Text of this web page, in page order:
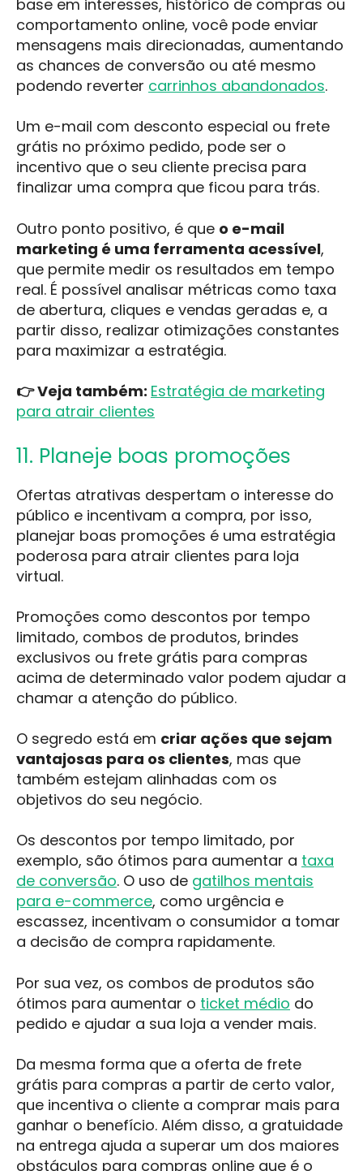
base em interesses, histórico de compras ou
comportamento online, você pode enviar
mensagens mais direcionadas, aumentando
as chances de conversão ou até mesmo
podendo reverter carrinhos abandonados.
Um e-mail com desconto especial ou frete
grátis no próximo pedido, pode ser o
incentivo que o seu cliente precisa para
finalizar uma compra que ficou para trás.
Outro ponto positivo, é que o e-mail
marketing é uma ferramenta acessível,
que permite medir os resultados em tempo
real. É possível analisar métricas como taxa
de abertura, cliques e vendas geradas e, a
partir disso, realizar otimizações constantes
para maximizar a estratégia.
👉 Veja também: Estratégia de marketing
para atrair clientes
11. Planeje boas promoções
Ofertas atrativas despertam o interesse do
público e incentivam a compra, por isso,
planejar boas promoções é uma estratégia
poderosa para atrair clientes para loja
virtual.
Promoções como descontos por tempo
limitado, combos de produtos, brindes
exclusivos ou frete grátis para compras
acima de determinado valor podem ajudar a
chamar a atenção do público.
O segredo está em criar ações que sejam
vantajosas para os clientes, mas que
também estejam alinhadas com os
objetivos do seu negócio.
Os descontos por tempo limitado, por
exemplo, são ótimos para aumentar a taxa
de conversão. O uso de gatilhos mentais
para e-commerce, como urgência e
escassez, incentivam o consumidor a tomar
a decisão de compra rapidamente.
Por sua vez, os combos de produtos são
ótimos para aumentar o ticket médio do
pedido e ajudar a sua loja a vender mais.
Da mesma forma que a oferta de frete
grátis para compras a partir de certo valor,
que incentiva o cliente a comprar mais para
ganhar o benefício. Além disso, a gratuidade
na entrega ajuda a superar um dos maiores
obstáculos para compras online que é o